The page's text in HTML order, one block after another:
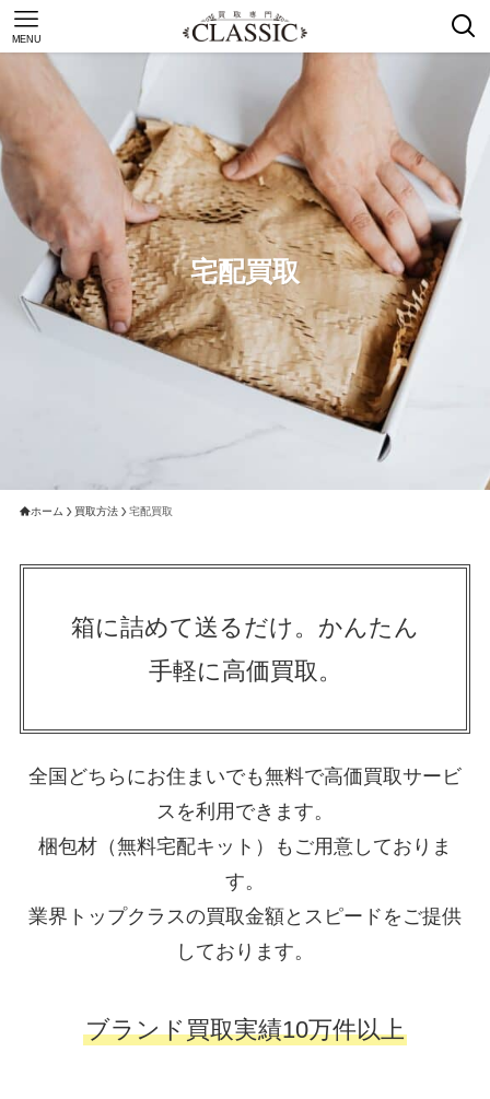
MENU
宅配買取
ホーム 買取方法 宅配買取
箱に詰めて送るだけ。かんたん
手軽に高価買取。
全国どちらにお住まいでも無料で高価買取サービ
スを利用できます。
梱包材（無料宅配キット）もご用意しておりま
す。
業界トップクラスの買取金額とスピードをご提供
しております。
ブランド買取実績10万件以上